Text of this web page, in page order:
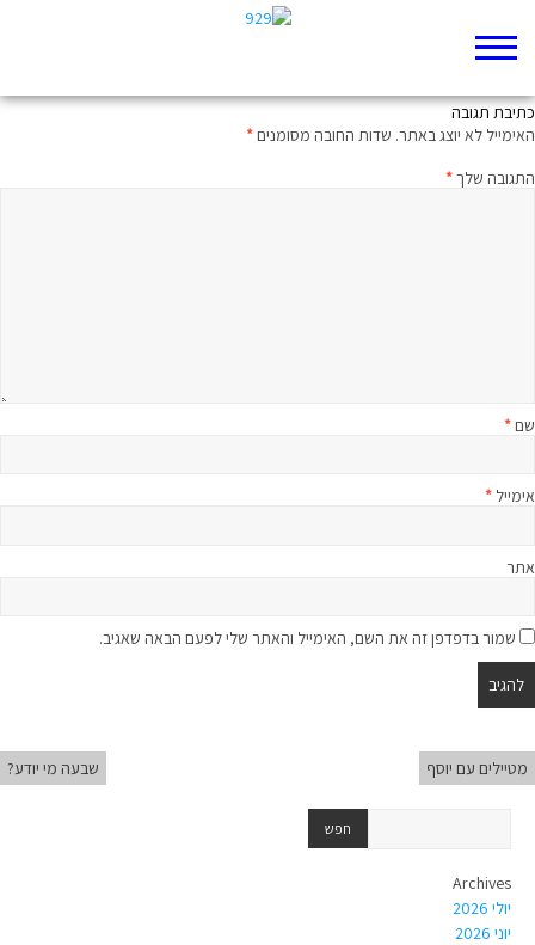
כתיבת תגובה
האימייל לא יוצג באתר. שדות החובה מסומנים*
התגובה שלך*
שם*
אימייל *
אתר
שמור בדפדפן זה את השם, האימייל והאתר שלי לפעם הבאה שאגיב.
מטיילים עם יוסף שבעה מי יודע?
Archives
יולי 2026
יוני 2026